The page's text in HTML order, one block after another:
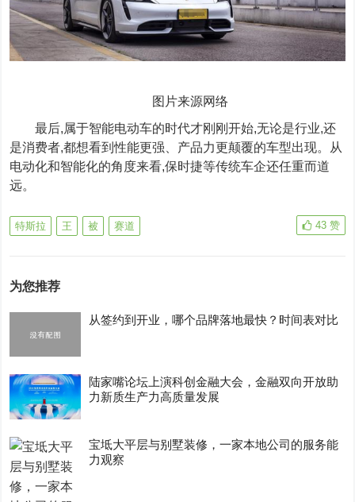
图片来源网络
最后,属于智能电动车的时代才刚刚开始,无论是行业,还
是消费者,都想看到性能更强、产品力更颠覆的车型出现。从
电动化和智能化的角度来看,保时捷等传统车企还任重而道
远。
特斯拉 王 被 赛道 43 赞
为您推荐
从签约到开业，哪个品牌落地最快？时间表对比
陆家嘴论坛上演科创金融大会，金融双向开放助
力新质生产力高质量发展
宝坻大平层与别墅装修，一家本地公司的服务能
力观察